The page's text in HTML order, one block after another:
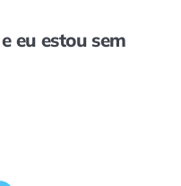
eu estou sem